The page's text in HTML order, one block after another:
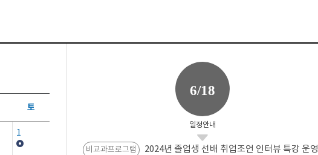
토
1
6/18
일정안내
비교과프로그램 2024년 졸업생 선배 취업조언 인터뷰 특강 운영